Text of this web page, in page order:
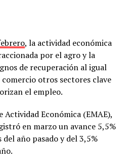
, la actividad económica
por el agro y la
de recuperación al igual
otros sectores clave
el empleo.
Actividad Económica (EMAE),
en marzo un avance 5,5%
año pasado y del 3,5%